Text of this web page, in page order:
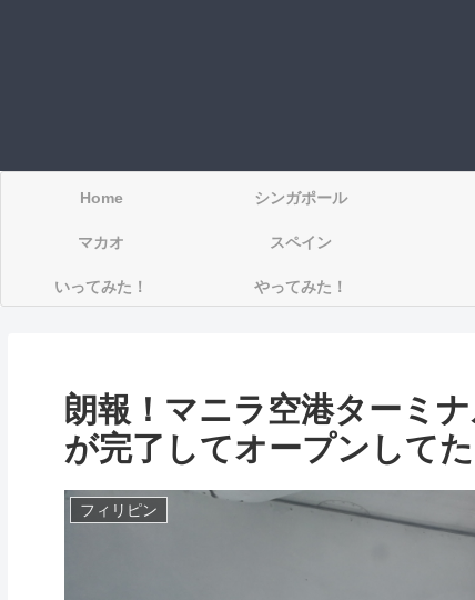
Home シンガポール
マカオ スペイン
いってみた！ やってみた！
朗報！マニラ空港ターミ
が完了してオープンしてた
フィリピン